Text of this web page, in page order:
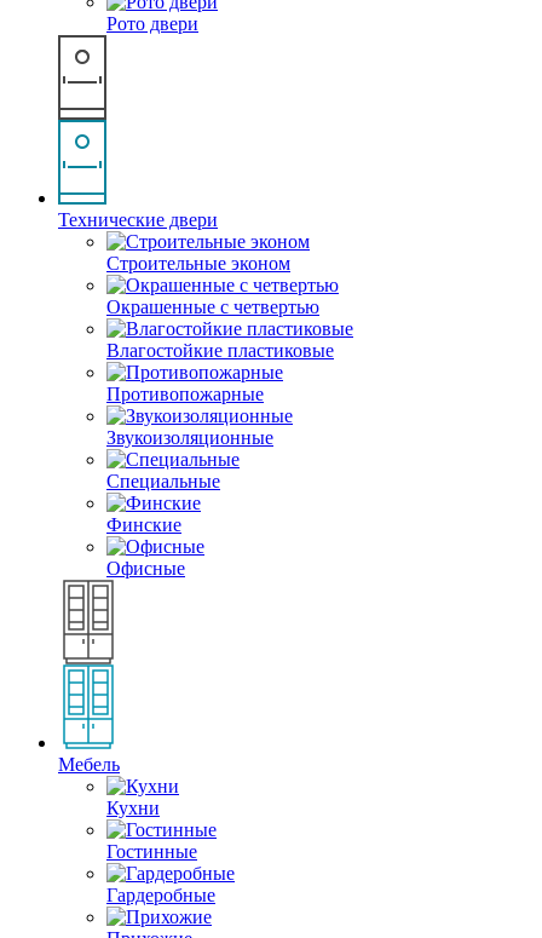
Рото двери
Технические двери
Строительные эконом
Окрашенные с четвертью
Влагостойкие пластиковые
Противопожарные
Звукоизоляционные
Специальные
Финские
Офисные
Мебель
Кухни
Гостинные
Гардеробные